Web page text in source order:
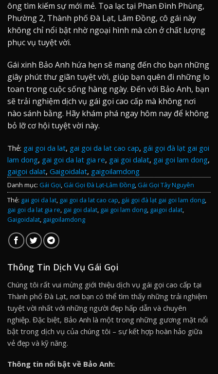
ông tìm kiếm sự mới mẻ. Tọa lạc tại Phan Đình Phùng,
Phường 2, Thành phố Đà Lạt, Lâm Đồng, cô gái này
không chỉ nổi bật nhờ ngoại hình mà còn ở chất lượng
phục vụ tuyệt vời.
Gái xinh Bảo Anh hứa hẹn sẽ mang đến cho bạn những
giây phút thư giãn tuyệt vời, giúp bạn quên đi những lo
toan trong cuộc sống hàng ngày. Đến với Bảo Anh, bạn
sẽ trải nghiệm dịch vụ gái gọi cao cấp mà không nơi
nào sánh bằng. Hãy khám phá ngay hôm nay để không
bỏ lỡ cơ hội tuyệt vời này.
Thẻ: gai goi da lat, gai goi da lat cao cap, gái gọi đà lạt gai goi
lam dong, gai goi da lat gia re, gai goi dalat, gai goi lam dong,
gaigoi dalat, Gaigoidalat, gaigoilamdong
Danh mục: Gái Gọi, Gái Gọi Đà Lạt-Lâm Đồng, Gái Gọi Tây Nguyên
Thẻ: gai goi da lat, gai goi da lat cao cap, gái gọi đà lạt gai goi lam dong,
gai goi da lat gia re, gai goi dalat, gai goi lam dong, gaigoi dalat,
Gaigoidalat, gaigoilamdong
Thông Tin Dịch Vụ Gái Gọi
Chúng tôi rất vui mừng giới thiệu dịch vụ gái gọi cao cấp tại
Thành phố Đà Lạt, nơi bạn có thể tìm thấy những trải nghiệm
tuyệt vời nhất với những người đẹp hấp dẫn và chuyên
nghiệp. Đặc biệt, Bảo Anh là một trong những gương mặt nổi
bật trong dịch vụ của chúng tôi – sự kết hợp hoàn hảo giữa
vẻ đẹp và kỹ năng.
Thông tin nổi bật về Bảo Anh: